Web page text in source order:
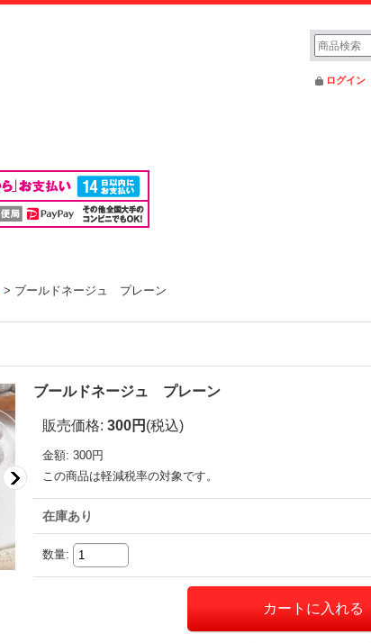
ログイン
> ブールドネージュ プレーン
ブールドネージュ プレーン
販売価格: 300円 (税込)
金額: 300円
この商品は軽減税率の対象です。
在庫あり
数量: